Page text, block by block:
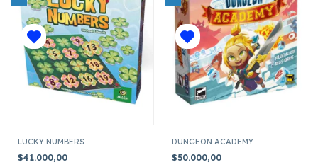
LUCKY NUMBERS
$41.000,00
DUNGEON ACADEMY
$50.000,00